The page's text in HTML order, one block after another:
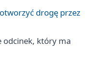
drogę przez
odcinek, który ma